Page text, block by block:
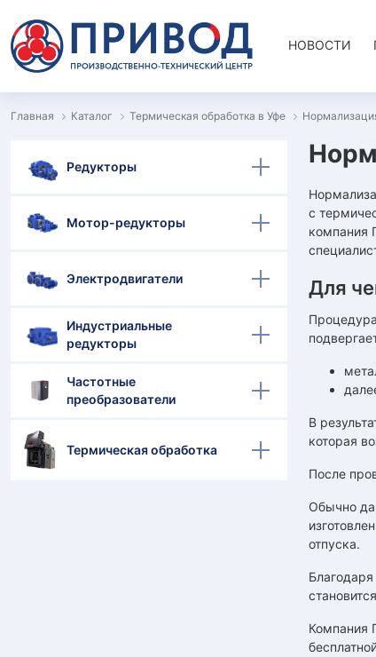
НОВОСТИ
Главная Каталог Термическая обработка в Уфе
Редукторы
Мотор-редукторы
Электродвигатели
Индустриальные
редукторы
Частотные
преобразователи
Термическая обработка
с
компания
Для
В
которая
После
Обычно
отпуска.
Компания